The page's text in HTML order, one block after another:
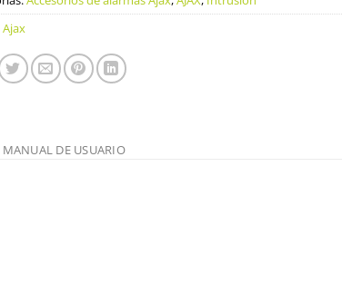
Ajax
MANUAL DE USUARIO